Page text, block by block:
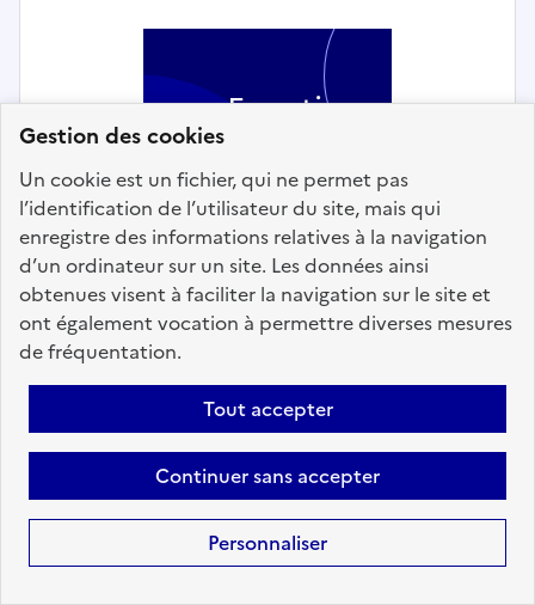
Gestion des cookies
Un cookie est un fichier, qui ne permet pas
l’identification de l’utilisateur du site, mais qui
enregistre des informations relatives à la navigation
d’un ordinateur sur un site. Les données ainsi
obtenues visent à faciliter la navigation sur le site et
ont également vocation à permettre diverses mesures
de fréquentation.
Tout accepter
Continuer sans accepter
Personnaliser
Gestionnaire Paie-carrière (h/f) -
Mairie de BURES-SUR-YVETTE
Ressources humaines
Fonction publique :
Fonction publique Territoriale
Fonction
Territoriale